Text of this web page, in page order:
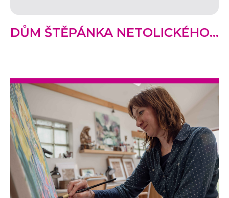
DŮM ŠTĚPÁNKA NETOLICKÉHO...